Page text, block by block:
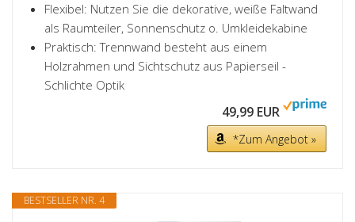
Flexibel: Nutzen Sie die dekorative, weiße Faltwand
als Raumteiler, Sonnenschutz o. Umkleidekabine
Praktisch: Trennwand besteht aus einem
Holzrahmen und Sichtschutz aus Papierseil -
Schlichte Optik
49,99 EUR
*Zum Angebot »
BESTSELLER NR. 4